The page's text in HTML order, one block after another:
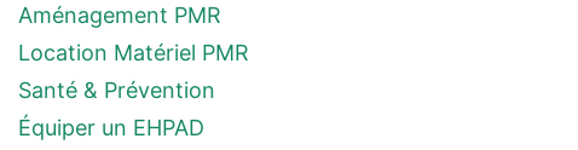
Aménagement PMR
Location Matériel PMR
Santé & Prévention
Équiper un EHPAD